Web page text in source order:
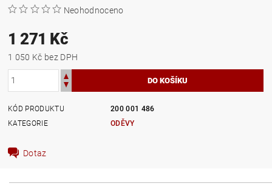
Neohodnoceno
1 271 Kč
1 050 Kč bez DPH
KÓD PRODUKTU
200 001 486
KATEGORIE
ODĚVY
Dotaz